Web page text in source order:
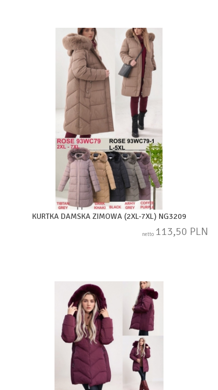
KURTKA DAMSKA ZIMOWA (2XL-7XL) NG3209
netto 113,50 PLN